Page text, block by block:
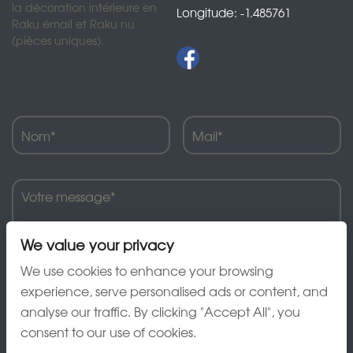
la décoration intérieure en
Raku émail et Raku nu
(pièces uniques).
Longitude: -1.485761
J'ai lu et accepte la charte de confidentialité
We value your privacy
We use cookies to enhance your browsing
experience, serve personalised ads or content, and
analyse our traffic. By clicking "Accept All", you
consent to our use of cookies.